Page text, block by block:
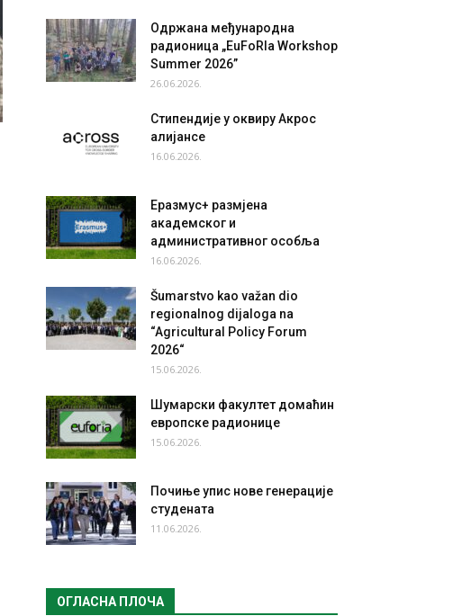
Одржана међународна
радионица „EuFoRIa Workshop
Summer 2026”
26.06.2026.
Стипендије у оквиру Акрос
алијансе
16.06.2026.
Еразмус+ размјена
академског и
административног особља
16.06.2026.
Šumarstvo kao važan dio
regionalnog dijaloga na
“Agricultural Policy Forum
2026“
15.06.2026.
Шумарски факултет домаћин
европске радионице
15.06.2026.
Почиње упис нове генерације
студената
11.06.2026.
ОГЛАСНА ПЛОЧА